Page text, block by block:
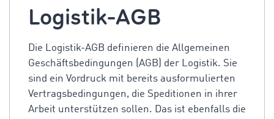
Logistik-AGB
Die Logistik-AGB definieren die Allgemeinen
Geschäftsbedingungen (AGB) der Logistik. Sie
sind ein Vordruck mit bereits ausformulierten
Vertragsbedingungen, die Speditionen in ihrer
Arbeit unterstützen sollen. Das ist ebenfalls die